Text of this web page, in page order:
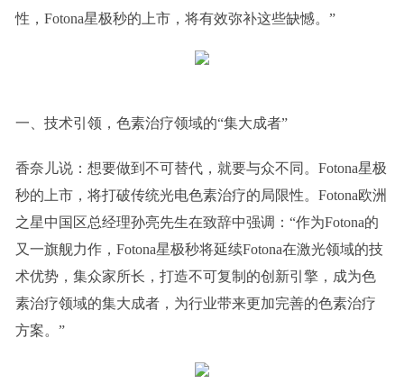
性，Fotona星极秒的上市，将有效弥补这些缺憾。”
一、技术引领，色素治疗领域的“集大成者”
香奈儿说：想要做到不可替代，就要与众不同。Fotona星极
秒的上市，将打破传统光电色素治疗的局限性。Fotona欧洲
之星中国区总经理孙亮先生在致辞中强调：“作为Fotona的
又一旗舰力作，Fotona星极秒将延续Fotona在激光领域的技
术优势，集众家所长，打造不可复制的创新引擎，成为色
素治疗领域的集大成者，为行业带来更加完善的色素治疗
方案。”